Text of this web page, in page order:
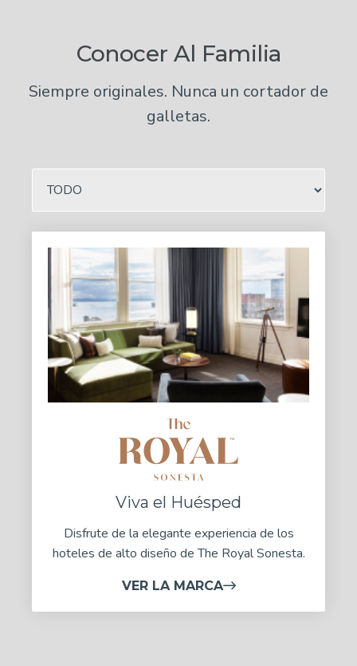
Conocer Al Familia
Siempre originales. Nunca un cortador de
galletas.
Viva el Huésped
Disfrute de la elegante experiencia de los
hoteles de alto diseño de The Royal Sonesta.
VER LA MARCA